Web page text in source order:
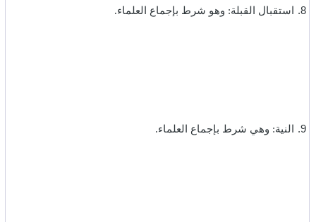
8. استقبال القبلة: وهو شرط بإجماع العلماء.‏
9. النية: وهي شرط بإجماع العلماء.‏